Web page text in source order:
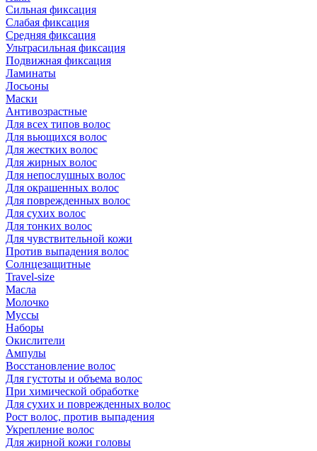
Сильная фиксация
Слабая фиксация
Средняя фиксация
Ультрасильная фиксация
Подвижная фиксация
Ламинаты
Лосьоны
Маски
Антивозрастные
Для всех типов волос
Для вьющихся волос
Для жестких волос
Для жирных волос
Для непослушных волос
Для окрашенных волос
Для поврежденных волос
Для сухих волос
Для тонких волос
Для чувствительной кожи
Против выпадения волос
Солнцезащитные
Travel-size
Масла
Молочко
Муссы
Наборы
Окислители
Ампулы
Восстановление волос
Для густоты и объема волос
При химической обработке
Для сухих и поврежденных волос
Рост волос, против выпадения
Укрепление волос
Для жирной кожи головы